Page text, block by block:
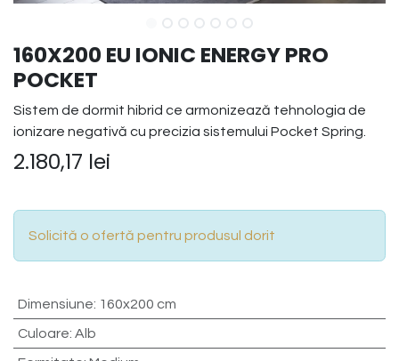
160X200 EU IONIC ENERGY PRO
POCKET
Sistem de dormit hibrid ce armonizează tehnologia de
ionizare negativă cu precizia sistemului Pocket Spring.
2.180,17 lei
Solicită o ofertă pentru produsul dorit
Dimensiune: 160x200 cm
Culoare: Alb